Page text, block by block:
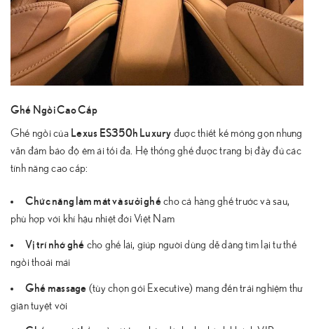
Ghế Ngồi Cao Cấp
Ghế ngồi của Lexus ES350h Luxury được thiết kế mỏng gọn nhưng
vẫn đảm bảo độ êm ái tối đa. Hệ thống ghế được trang bị đầy đủ các
tính năng cao cấp:
Chức năng làm mát và sưởi ghếcho cả hàng ghế trước và sau,
phù hợp với khí hậu nhiệt đới Việt Nam
Vị trí nhớ ghế cho ghế lái, giúp người dùng dễ dàng tìm lại tư thế
ngồi thoải mái
Ghế massage (tùy chọn gói Executive) mang đến trải nghiệm thư
giãn tuyệt vời